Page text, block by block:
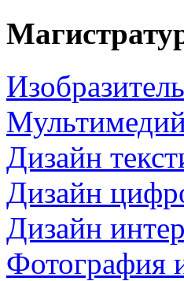
Дизайн
Дизайн
Дизайн
Фотография